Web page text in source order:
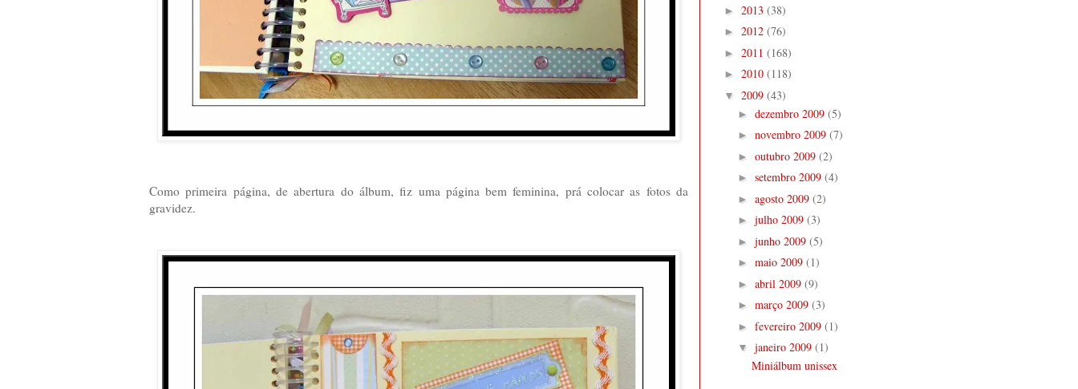
Como primeira página, de abertura do álbum, fiz uma página bem feminina, prá colocar as fotos da
gravidez.
► 2013 (38)
► 2012 (76)
► 2011 (168)
► 2010 (118)
▼ 2009 (43)
► dezembro 2009 (5)
► novembro 2009 (7)
► outubro 2009 (2)
► setembro 2009 (4)
► agosto 2009 (2)
► julho 2009 (3)
► junho 2009 (5)
► maio 2009 (1)
► abril 2009 (9)
► março 2009 (3)
► fevereiro 2009 (1)
▼ janeiro 2009 (1)
Miniálbum unissex